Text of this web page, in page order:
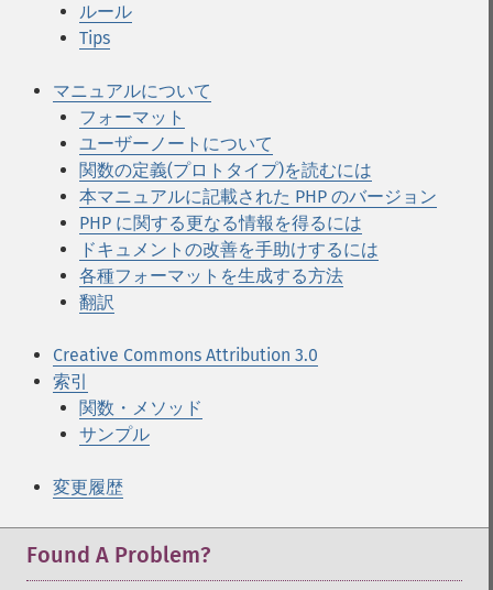
ルール
Tips
マニュアルについて
フォーマット
ユーザーノートについて
関数の定義(プロトタイプ)を読むには
本マニュアルに記載された PHP のバージョン
PHP に関する更なる情報を得るには
ドキュメントの改善を手助けするには
各種フォーマットを生成する方法
翻訳
Creative Commons Attribution 3.0
索引
関数・メソッド
サンプル
変更履歴
Found A Problem?